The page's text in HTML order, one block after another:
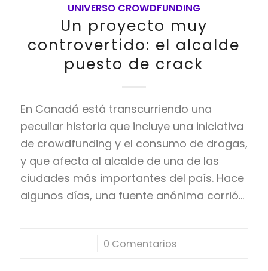
UNIVERSO CROWDFUNDING
Un proyecto muy
controvertido: el alcalde
puesto de crack
En Canadá está transcurriendo una
peculiar historia que incluye una iniciativa
de crowdfunding y el consumo de drogas,
y que afecta al alcalde de una de las
ciudades más importantes del país. Hace
algunos días, una fuente anónima corrió…
0 Comentarios